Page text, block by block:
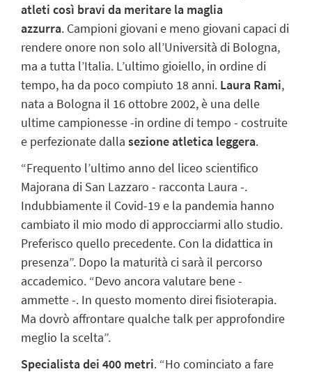
atleti così bravi da meritare la maglia
azzurra. Campioni giovani e meno giovani capaci di
rendere onore non solo all’Università di Bologna,
ma a tutta l’Italia. L’ultimo gioiello, in ordine di
tempo, ha da poco compiuto 18 anni. Laura Rami,
nata a Bologna il 16 ottobre 2002, è una delle
ultime campionesse -in ordine di tempo - costruite
e perfezionate dalla sezione atletica leggera.
“Frequento l’ultimo anno del liceo scientifico
Majorana di San Lazzaro - racconta Laura -.
Indubbiamente il Covid-19 e la pandemia hanno
cambiato il mio modo di approcciarmi allo studio.
Preferisco quello precedente. Con la didattica in
presenza”. Dopo la maturità ci sarà il percorso
accademico. “Devo ancora valutare bene -
ammette -. In questo momento direi fisioterapia.
Ma dovrò affrontare qualche talk per approfondire
meglio la scelta”.
Specialista dei 400 metri. “Ho cominciato a fare